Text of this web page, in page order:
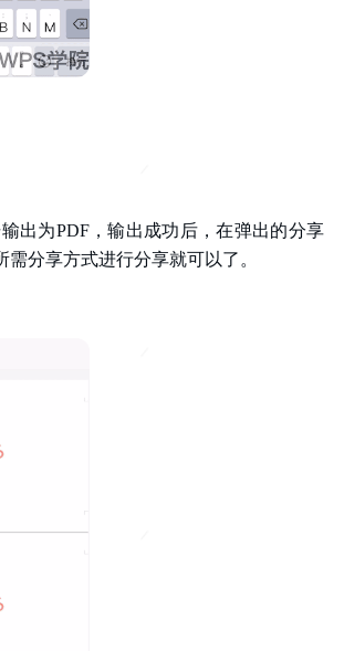
出为PDF，输出成功后，在弹出的分享
需分享方式进行分享就可以了。